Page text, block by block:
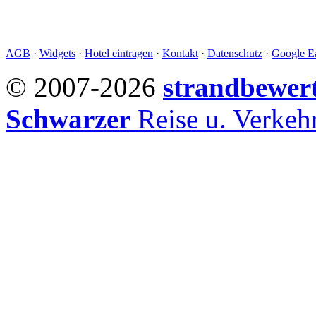
AGB · Widgets · Hotel eintragen · Kontakt · Datenschutz · Google
© 2007-2026
Schwarzer Reise u.